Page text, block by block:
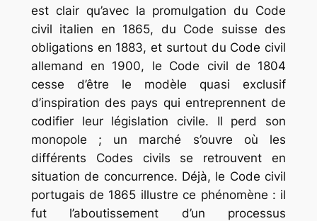
est clair qu’avec la promulgation du Code
civil italien en 1865, du Code suisse des
obligations en 1883, et surtout du Code civil
allemand en 1900, le Code civil de 1804
cesse d’être le modèle quasi exclusif
d’inspiration des pays qui entreprennent de
codifier leur législation civile. Il perd son
monopole ; un marché s’ouvre où les
différents Codes civils se retrouvent en
situation de concurrence. Déjà, le Code civil
portugais de 1865 illustre ce phénomène : il
fut l’aboutissement d’un processus